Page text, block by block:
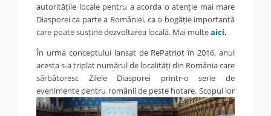
autoritățile locale pentru a acorda o atenție mai mare
Diasporei ca parte a României, ca o bogăție importantă
care poate susține dezvoltarea locală. Mai multeaici.
În urma conceptului lansat de RePatriot în 2016, anul
acesta s-a triplat numărul de localități din România care
sărbătoresc Zilele Diasporei printr-o serie de
evenimente pentru românii de peste hotare. Scopul lor